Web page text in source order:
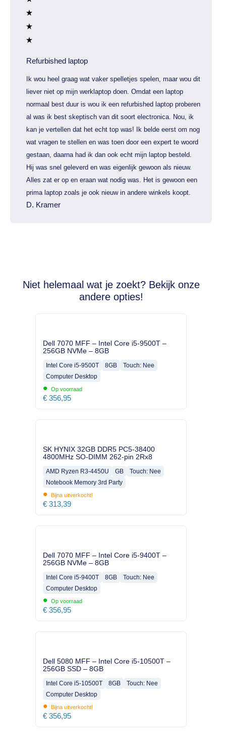
Refurbished laptop
Ik wou heel graag wat vaker spelletjes spelen, maar wou dit
liever niet op mijn werklaptop doen. Omdat een laptop
normaal best duur is wou ik een refurbished laptop proberen
al was ik best skeptisch van dit soort electronica. Nou, ik
kan je vertellen dat het echt top was! Ik belde eerst om nog
wat vragen te stellen en was toen door een expert te woord
gestaan, daarna had ik dan ook echt mijn laptop besteld.
Hij was snel geleverd en was eigenlijk gewoon als nieuw.
Alles zat er op en eraan wat nodig was. Het is gewoon een
prima laptop zoals je ook nieuw in andere winkels koopt.
D. Kramer
Niet helemaal wat je zoekt? Bekijk onze
andere opties!
Dell 7070 MFF – Intel Core i5-9500T –
256GB NVMe – 8GB
Intel Core i5-9500T 8GB
Touch: Nee
Computer Desktop
• Op voorraad
€ 356,95
SK HYNIX 32GB DDR5 PC5-38400
4800MHz SO-DIMM 262-pin 2Rx8
AMD Ryzen R3-4450U GB
Touch: Nee
Notebook Memory 3rd Party
• Bijna uitverkocht!
€ 313,39
Dell 7070 MFF – Intel Core i5-9400T –
256GB NVMe – 8GB
Intel Core i5-9400T 8GB
Touch: Nee
Computer Desktop
• Op voorraad
€ 356,95
Dell 5080 MFF – Intel Core i5-10500T –
256GB SSD – 8GB
Intel Core i5-10500T 8GB
Touch: Nee
Computer Desktop
• Bijna uitverkocht!
€ 356,95